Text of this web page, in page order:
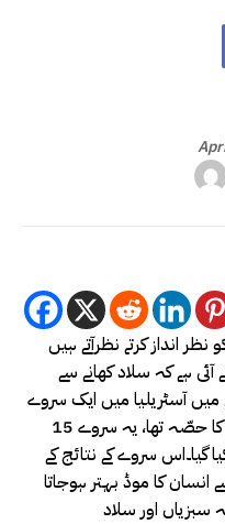
انداز کرتے نظرآتے ہیں
ہے کہ سلاد کھانے سے
میں آسٹریلیا میں ایک سروے
کیاگیا ہے جوکہ ایک تحقیقاتی پروگرام کا حصّہ تھا، یہ سروے 15
ہزار افراد پر کیا گیا۔اس سروے کے نتائج کے
انسان کا موڈ بہتر ہوجاتا
سبزیاں اور سلاد